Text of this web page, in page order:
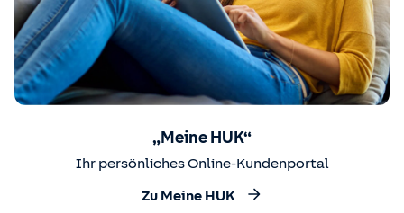
„Meine HUK“
Ihr persönliches Online-Kundenportal
Zu Meine HUK